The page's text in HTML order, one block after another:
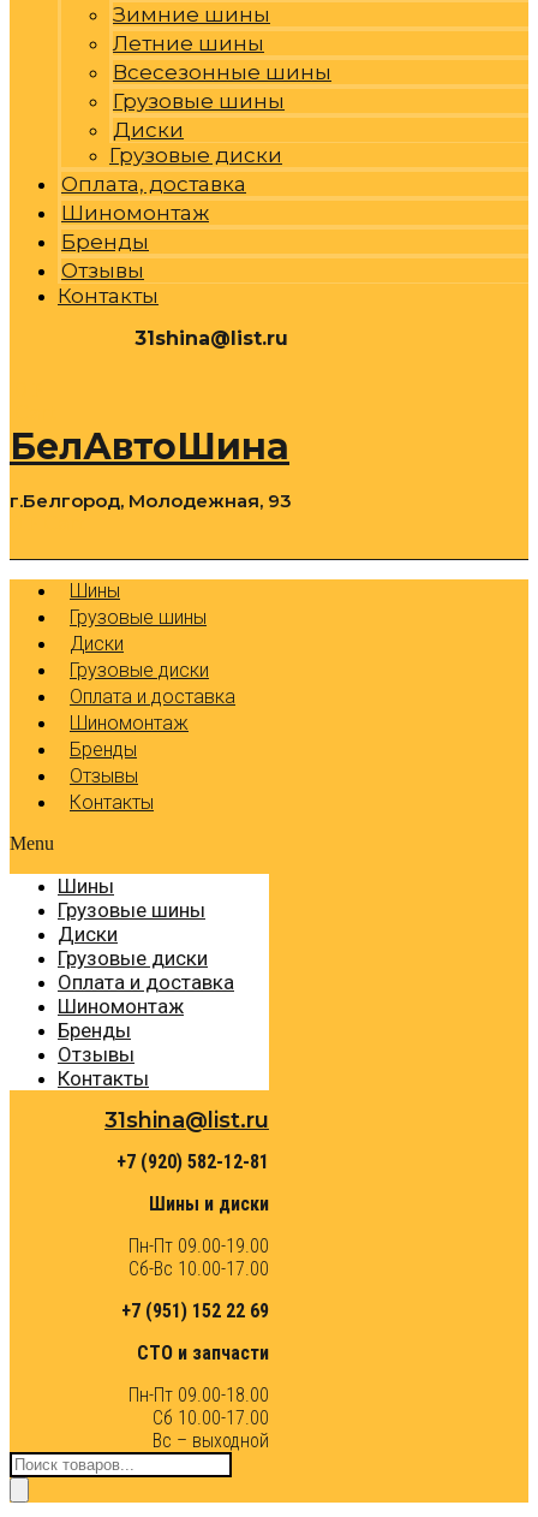
Зимние шины
Летние шины
Всесезонные шины
Грузовые шины
Диски
Грузовые диски
Оплата, доставка
Шиномонтаж
Бренды
Отзывы
Контакты
31shina@list.ru
БелАвтоШина
г.Белгород, Молодежная, 93
Шины
Грузовые шины
Диски
Грузовые диски
Оплата и доставка
Шиномонтаж
Бренды
Отзывы
Контакты
Menu
Шины
Грузовые шины
Диски
Грузовые диски
Оплата и доставка
Шиномонтаж
Бренды
Отзывы
Контакты
31shina@list.ru
+7 (920) 582-12-81
Шины и диски
Пн-Пт 09.00-19.00
Сб-Вс 10.00-17.00
+7 (951) 152 22 69
СТО и запчасти
Пн-Пт 09.00-18.00
Сб 10.00-17.00
Вс – выходной
Поиск
товаров